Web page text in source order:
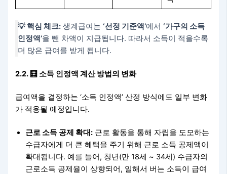
💡 핵심 체크: 생계급여는‘선정 기준액’에서‘가구의 소득
인정액’을 뺀 차액이 지급됩니다. 따라서 소득이 적을수록
더 많은 급여를 받게 됩니다.
2.2. 🧮 소득 인정액 계산 방법의 변화
급여액을 결정하는 ‘소득 인정액’ 산정 방식에도 일부 변화
가 적용될 예정입니다.
근로 소득 공제 확대: 근로 활동을 통해 자립을 도모하는
수급자에게 더 큰 혜택을 주기 위해 근로 소득 공제액이
확대됩니다. 예를 들어, 청년(만 18세 ~ 34세) 수급자의
근로소득 공제율이 상향되어, 일해서 버는 소득이 급여